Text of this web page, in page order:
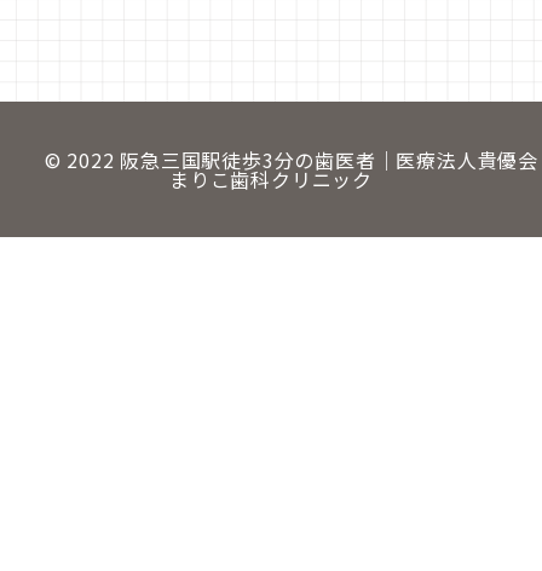
© 2022 阪急三国駅徒歩3分の歯医者 ｜ 医療法人貴優会
まりこ歯科クリニック